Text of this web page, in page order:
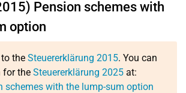
Pension schemes with
option
the Steuererklärung 2015. You can
for the Steuererklärung 2025 at:
schemes with the lump-sum option